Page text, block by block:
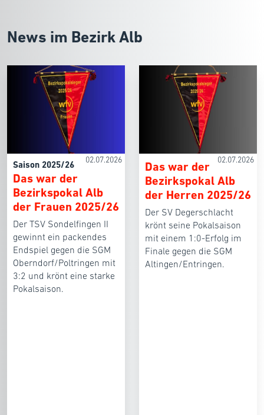
News im Bezirk Alb
02.07.2026
Saison 2025/26
Das war der
Bezirkspokal Alb
der Frauen 2025/26
Der TSV Sondelfingen II
gewinnt ein packendes
Endspiel gegen die SGM
Oberndorf/Poltringen mit
3:2 und krönt eine starke
Pokalsaison.
02.07.2026
Das war der
Bezirkspokal Alb
der Herren 2025/26
Der SV Degerschlacht
krönt seine Pokalsaison
mit einem 1:0-Erfolg im
Finale gegen die SGM
Altingen/Entringen.